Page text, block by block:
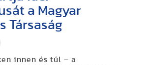
a Magyar
Társaság
innen és túl – a